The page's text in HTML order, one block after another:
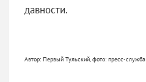
давности.
Автор: Первый Тульский, фото: пресс-